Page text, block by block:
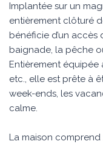
Implantée sur un
entièrement clôturé
bénéficie d’un
baignade, la pêche
Entièrement équipée
etc., elle est prête à
week-ends, les
calme.
La maison comprend